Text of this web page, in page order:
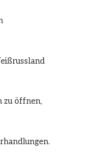
zu öffnen,